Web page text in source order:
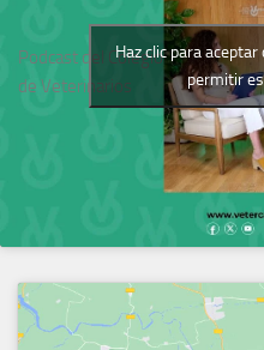
Podcast del Colegio
de Veterinarios
Haz clic para
permitir